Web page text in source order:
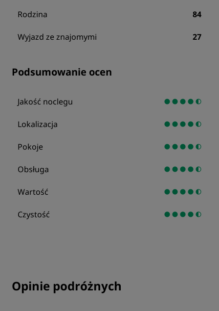
Rodzina 84
Wyjazd ze znajomymi 27
Podsumowanie ocen
Jakość noclegu
Lokalizacja
Pokoje
Obsługa
Wartość
Czystość
Opinie podróżnych